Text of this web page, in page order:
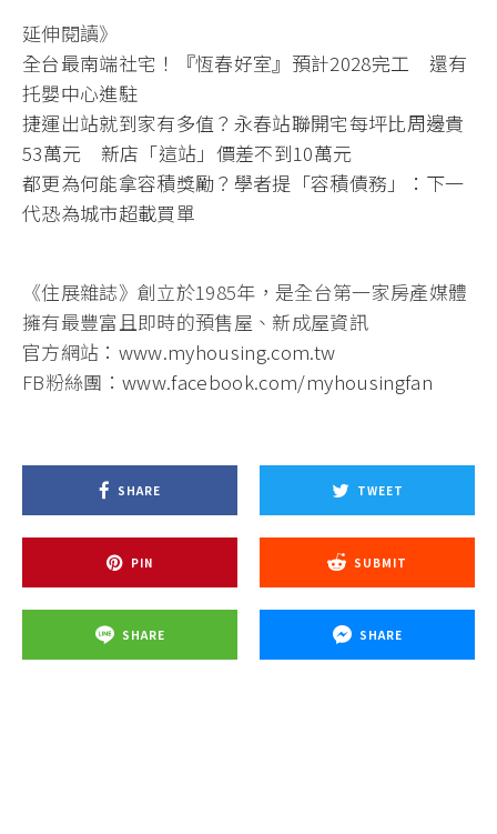
延伸閱讀》
全台最南端社宅！『恆春好室』預計2028完工 還有
托嬰中心進駐
捷運出站就到家有多值？永春站聯開宅每坪比周邊貴
53萬元 新店「這站」價差不到10萬元
都更為何能拿容積獎勵？學者提「容積債務」：下一
代恐為城市超載買單
《住展雜誌》創立於1985年，是全台第一家房產媒體
擁有最豐富且即時的預售屋、新成屋資訊
官方網站： www.myhousing.com.tw
FB粉絲團：www.facebook.com/myhousingfan
SHARE TWEET
PIN SUBMIT
SHARE SHARE